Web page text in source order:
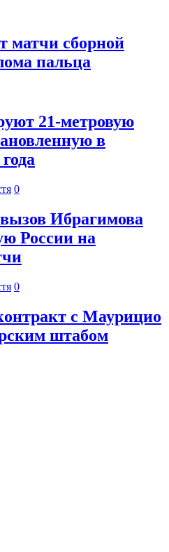
матчи сборной
пальца
21-метровую
в
0
Ибрагимова
России на
0
с Маурицио
штабом